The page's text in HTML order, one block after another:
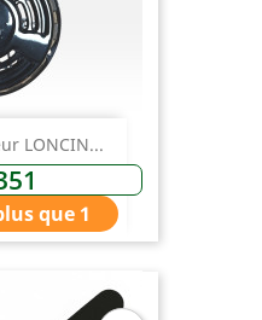
LONCIN...
que 1